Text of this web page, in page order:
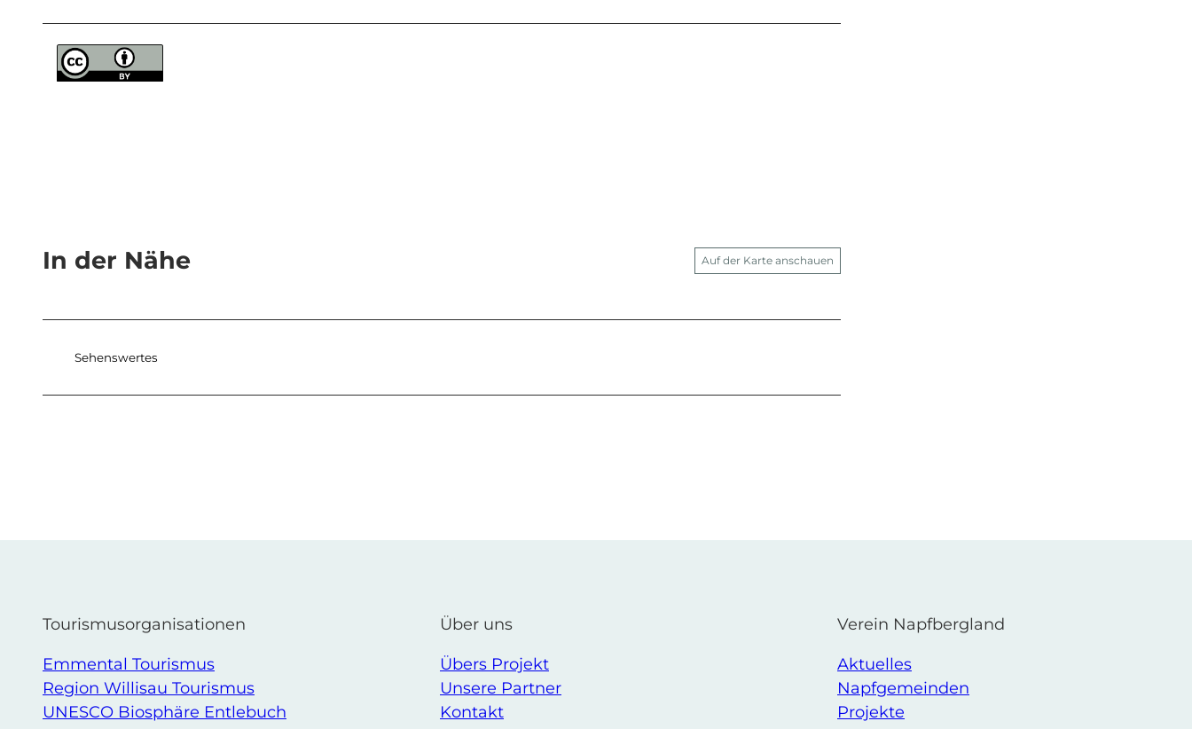
In der Nähe Auf der Karte anschauen
Sehenswertes
Tourismusorganisationen
Emmental Tourismus
Region Willisau Tourismus
UNESCO Biosphäre Entlebuch
Über uns
Übers Projekt
Unsere Partner
Kontakt
Verein Napfbergland
Aktuelles
Napfgemeinden
Projekte